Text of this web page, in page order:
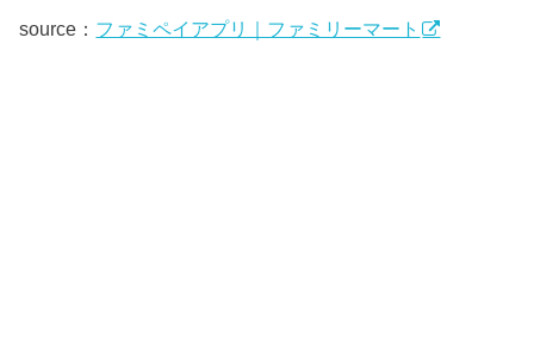
source： ファミペイアプリ｜ファミリーマート